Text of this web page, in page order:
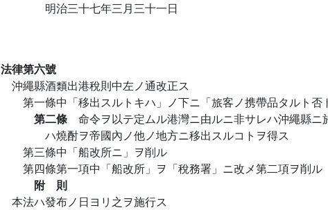
明治三十七年三月三十一日
法律第六號
沖繩縣酒類出港稅則中左ノ通改正ス
第一條中「移出スルトキハ」ノ下ニ「旅客ノ携帶品タルト否
第二條 命令ヲ以テ定ムル港灣ニ由ルニ非サレハ沖繩縣
ハ燒酎ヲ帝國內ノ他ノ地方ニ移出スルコトヲ得ス
第三條中「船改所ニ」ヲ削ル
第四條第一項中「船改所」ヲ「稅務署」ニ改メ第二項ヲ削ル
附 則
本法ハ發布ノ日ヨリ之ヲ施行ス